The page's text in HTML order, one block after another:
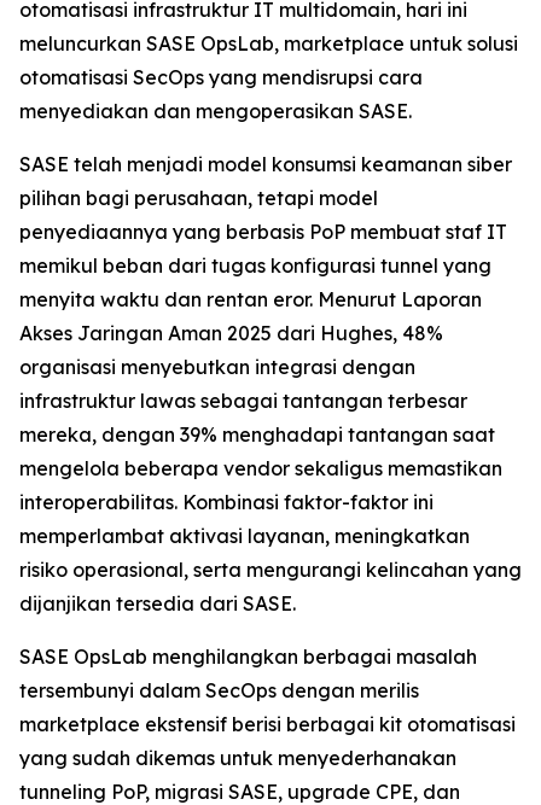
otomatisasi infrastruktur IT multidomain, hari ini
meluncurkan SASE OpsLab, marketplace untuk solusi
otomatisasi SecOps yang mendisrupsi cara
menyediakan dan mengoperasikan SASE.
SASE telah menjadi model konsumsi keamanan siber
pilihan bagi perusahaan, tetapi model
penyediaannya yang berbasis PoP membuat staf IT
memikul beban dari tugas konfigurasi tunnel yang
menyita waktu dan rentan eror. Menurut Laporan
Akses Jaringan Aman 2025 dari Hughes, 48%
organisasi menyebutkan integrasi dengan
infrastruktur lawas sebagai tantangan terbesar
mereka, dengan 39% menghadapi tantangan saat
mengelola beberapa vendor sekaligus memastikan
interoperabilitas. Kombinasi faktor-faktor ini
memperlambat aktivasi layanan, meningkatkan
risiko operasional, serta mengurangi kelincahan yang
dijanjikan tersedia dari SASE.
SASE OpsLab menghilangkan berbagai masalah
tersembunyi dalam SecOps dengan merilis
marketplace ekstensif berisi berbagai kit otomatisasi
yang sudah dikemas untuk menyederhanakan
tunneling PoP, migrasi SASE, upgrade CPE, dan